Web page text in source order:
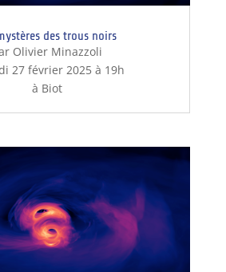
des trous noirs
Olivier Minazzoli
27 février 2025 à 19h
à Biot